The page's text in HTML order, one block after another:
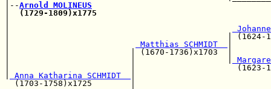
|--Arnold MOLINEUS
(1729-1809)x1775
|
Matthias SCHMIDT
|                         | (1670-
|                         |
Anna Katharina SCHMIDT
(1703-1758)x1725